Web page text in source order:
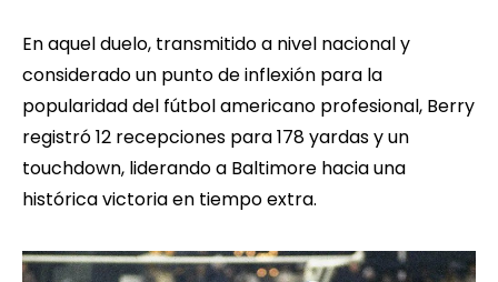
En aquel duelo, transmitido a nivel nacional y
considerado un punto de inflexión para la
popularidad del fútbol americano profesional, Berry
registró 12 recepciones para 178 yardas y un
touchdown, liderando a Baltimore hacia una
histórica victoria en tiempo extra.